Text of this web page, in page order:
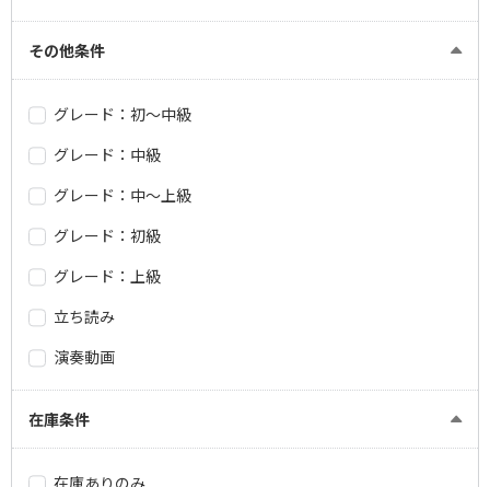
その他条件
グレード：初～中級
グレード：中級
グレード：中～上級
グレード：初級
グレード：上級
立ち読み
演奏動画
在庫条件
在庫ありのみ